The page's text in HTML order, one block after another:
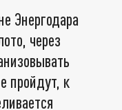
Энергодара
через
пройдут, к